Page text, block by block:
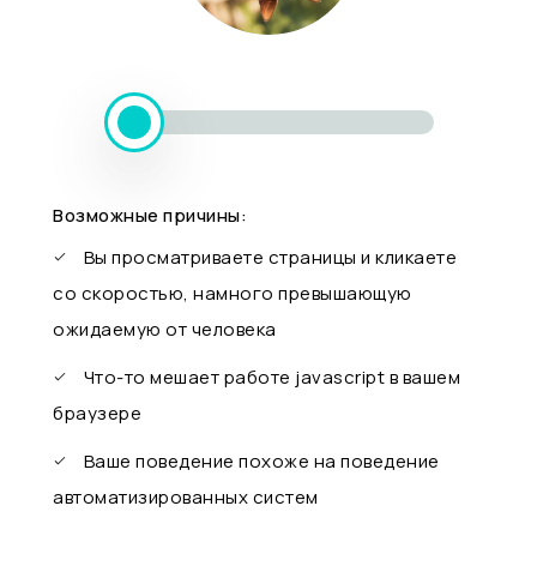
Возможные причины:
Вы просматриваете страницы и кликаете
со скоростью, намного превышающую
ожидаемую от человека
Что-то мешает работе javascript в вашем
браузере
Ваше поведение похоже на поведение
автоматизированных систем